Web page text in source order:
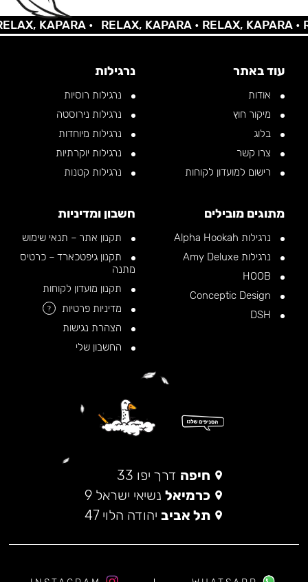
KAPARA • RELAX, KAPARA •RELAX, KAPARA •
עוד באתר
אודות
מיקור חוץ
בלוג
צרו קשר
רישום למועדון לקוחות
נרגילות
נרגילות רוסיות
נרגילות נירוסטה
נרגילות מיוחדות
נרגילות יוקרתיות
נרגילות קטנות
מתוגים מובילים
נרגילות Alpha Hookah
נרגילות Amy Deluxe
חשבון ומדיניות
תקנון אתר – תנאי שימוש
תקנון גיפטכארד – כרטיס
מתנה
תקנון מועדון לקוחות
מדיניות פרטיות
?
הצהרת נגישות
החשבון שלי
חיפה דרך יפו 33
כרמיאל נשיאי ישראל 9
תל אביב יהודה הלוי 47